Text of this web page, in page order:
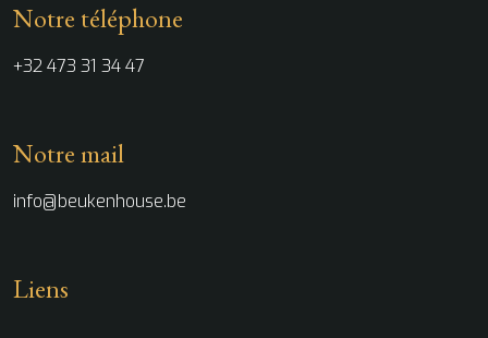
Notre téléphone
+32 473 31 34 47
Notre mail
info@beukenhouse.be
Liens